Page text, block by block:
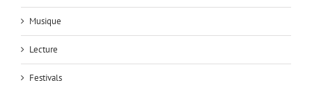
Musique
Lecture
Festivals